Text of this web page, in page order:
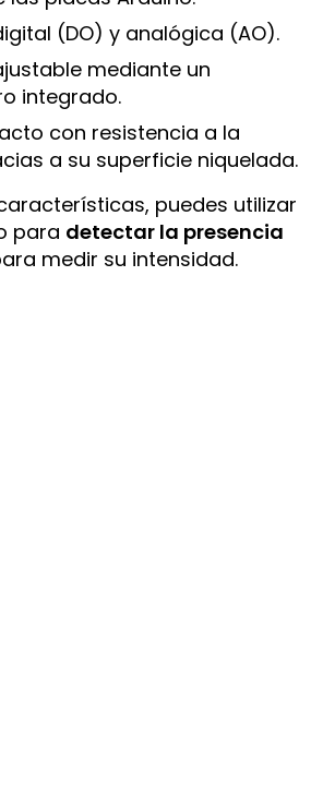
(DO) y analógica (AO).
mediante un
integrado.
con resistencia a la
a su superficie niquelada.
puedes utilizar
para detectar la presencia
medir su intensidad.